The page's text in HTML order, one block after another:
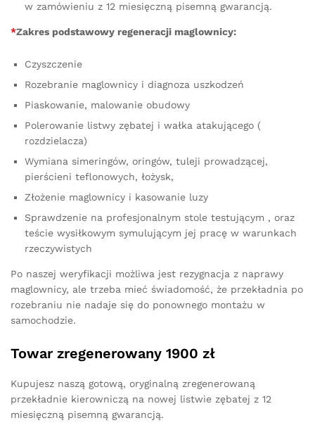
w zamówieniu z 12 miesięczną pisemną gwarancją.
*Zakres podstawowy regeneracji maglownicy:
Czyszczenie
Rozebranie maglownicy i diagnoza uszkodzeń
Piaskowanie, malowanie obudowy
Polerowanie listwy zębatej i wałka atakującego (
rozdzielacza)
Wymiana simeringów, oringów, tuleji prowadzącej,
pierścieni teflonowych, łożysk,
Złożenie maglownicy i kasowanie luzy
Sprawdzenie na profesjonalnym stole testującym , oraz
teście wysiłkowym symulującym jej pracę w warunkach
rzeczywistych
Po naszej weryfikacji możliwa jest rezygnacja z naprawy
maglownicy, ale trzeba mieć świadomość, że przekładnia po
rozebraniu nie nadaje się do ponownego montażu w
samochodzie.
Towar zregenerowany 1900 zł
Kupujesz naszą gotową, oryginalną zregenerowaną
przekładnie kierowniczą na nowej listwie zębatej z 12
miesięczną pisemną gwarancją.